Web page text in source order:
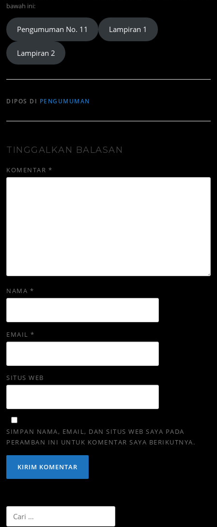
bawah ini:
Pengumuman No. 11 Lampiran 1
Lampiran 2
DIPOS DI PENGUMUMAN
TINGGALKAN BALASAN
KOMENTAR *
NAMA *
EMAIL*
SITUS WEB
SIMPAN NAMA, EMAIL, DAN SITUS WEB SAYA PADA
PERAMBAN INI UNTUK KOMENTAR SAYA BERIKUTNYA.
untuk: